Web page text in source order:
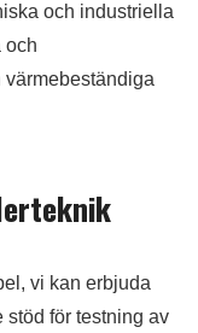
och industriella
och
vi kan erbjuda
stöd för testning av